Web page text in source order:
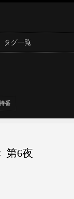
タグ一覧
番
第6夜